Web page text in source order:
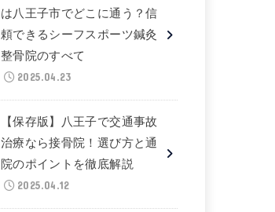
は八王子市でどこに通う？信
頼できるシーフスポーツ鍼灸
整骨院のすべて
2025.04.23
【保存版】八王子で交通事故
治療なら接骨院！選び方と通
院のポイントを徹底解説
2025.04.12